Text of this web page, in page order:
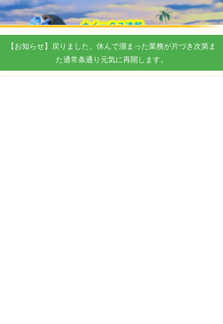
【お知らせ】戻りました。休んで溜まった業務が片づき次第ま
た通常条通り元気に再開します。